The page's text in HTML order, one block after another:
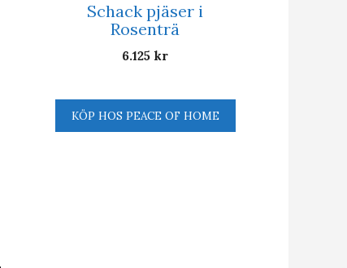
Schack pjäser i
Rosenträ
6.125 kr
KÖP HOS PEACE OF HOME